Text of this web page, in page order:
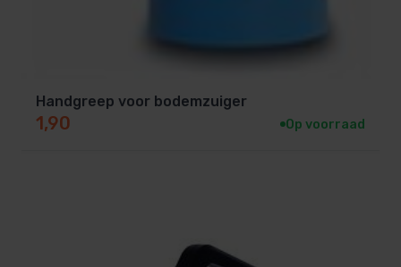
Handgreep voor bodemzuiger
1,90 Op voorraad